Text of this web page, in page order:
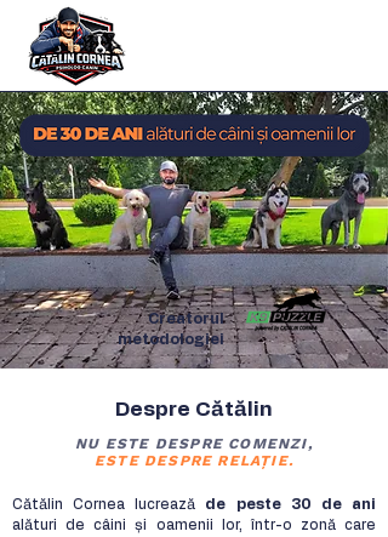
Creatorul
metodologiei
Despre Cătălin
NU ESTE DESPRE COMENZI,
ESTE DESPRE RELAȚIE.
Cătălin Cornea lucrează de peste 30 de ani
alături de câini și oamenii lor, într-o zonă care